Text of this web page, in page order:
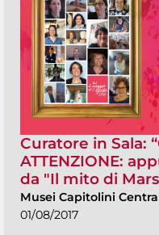
Curatore in Sala:
ATTENZIONE:
da "Il mito di
Musei Capitolini
01/08/2017